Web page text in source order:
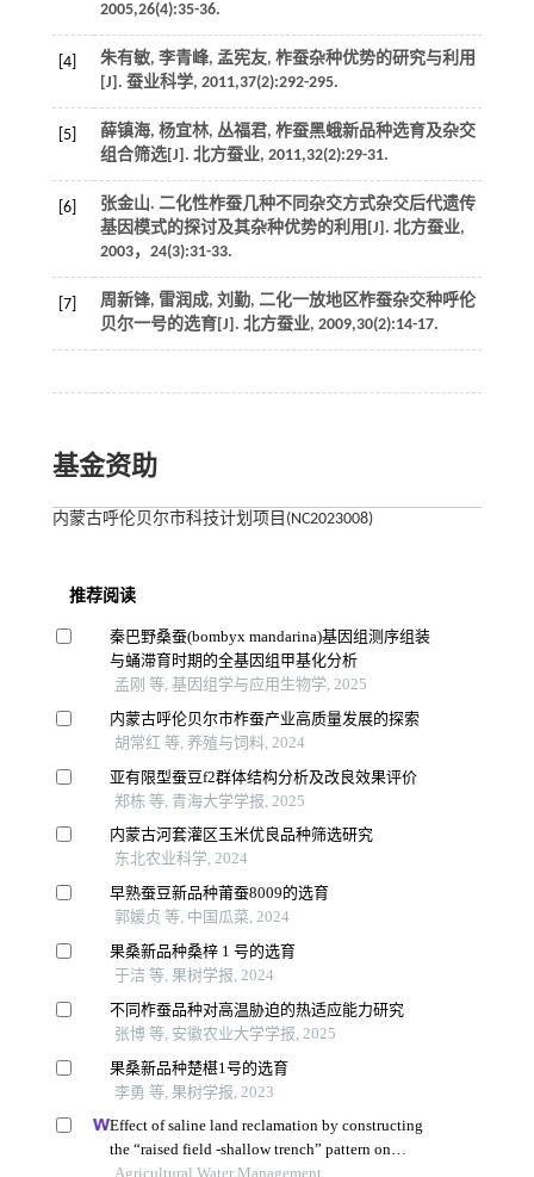
2005,26(4):35-36.
[4]
朱有敏, 李青峰, 孟宪友, 柞蚕杂种优势的研究与利用
[J]. 蚕业科学, 2011,37(2):292-295.
[5]
薛镇海, 杨宜林, 丛福君, 柞蚕黑蛾新品种选育及杂交
组合筛选[J]. 北方蚕业, 2011,32(2):29-31.
[6]
张金山. 二化性柞蚕几种不同杂交方式杂交后代遗传
基因模式的探讨及其杂种优势的利用[J]. 北方蚕业,
2003， 24(3):31-33.
[7]
周新锋, 雷润成, 刘勤, 二化一放地区柞蚕杂交种呼伦
贝尔一号的选育[J]. 北方蚕业, 2009,30(2):14-17.
基金资助
内蒙古呼伦贝尔市科技计划项目(NC2023008)